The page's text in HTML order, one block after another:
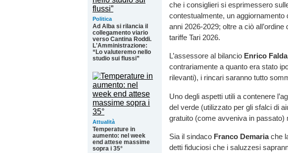
Politica
Ad Alba si rilancia il
collegamento viario
verso Cantina Roddi.
L'Amministrazione:
“Lo valuteremo nello
studio sui flussi”
Attualità
Temperature in
aumento: nel week
end attese massime
sopra i 35°
che i consiglieri si esprimessero
contestualmente, un
anni 2026-2029; oltre a ciò
tariffe Tari 2026.
L’assessore al bilancio Enrico
contrariamente a quanto era stato
rilevanti), i rincari saranno tutto
Uno degli aspetti utili a contenere
del verde (utilizzato per gli sfalci di
gratuito (come avveniva in passato)
Sia il sindaco Franco Demariache
detti fiduciosi che i saluzzesi